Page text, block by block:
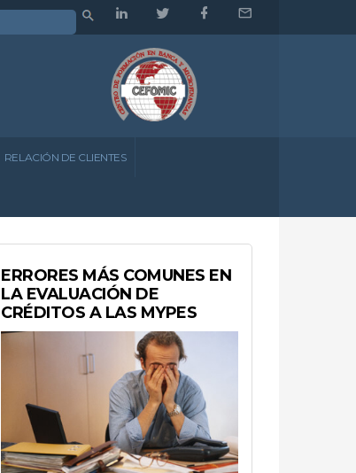
RELACIÓN DE CLIENTES
ERRORES MÁS COMUNES EN
LA EVALUACIÓN DE
CRÉDITOS A LAS MYPES